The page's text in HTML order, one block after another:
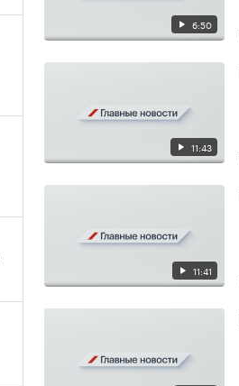
6:50
11:43
11:41